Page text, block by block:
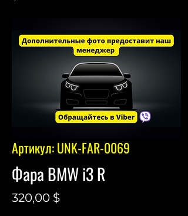
Артикул: UNK-FAR-0069
Фара BMW i3 R
320,00 $Цена